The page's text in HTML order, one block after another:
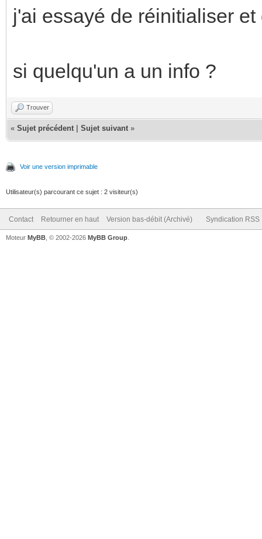
j'ai essayé de réinitialiser
si quelqu'un a un info ?
Trouver
« Sujet précédent Sujet suivant »
Voir une version imprimable
Utilisateur(s) parcourant ce sujet : 2 visiteur(s)
Contact Retourner en haut Version bas-débit (Archivé) Syndication RSS
Moteur MyBB , © 2002-2026 MyBB Group